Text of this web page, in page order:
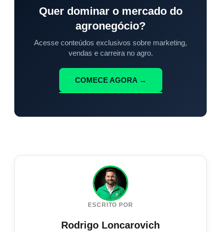
Quer dominar o mercado do
agronegócio?
Acesse conteúdos exclusivos sobre marketing,
vendas e carreira no agro.
COMECE AGORA →
ESCRITO POR
Rodrigo Loncarovich